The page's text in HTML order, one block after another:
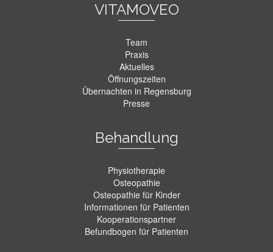
VITAMOVEO
Team
Praxis
Aktuelles
Öffnungszeiten
Übernachten in Regensburg
Presse
Behandlung
Physiotherapie
Osteopathie
Osteopathie für Kinder
Informationen für Patienten
Kooperationspartner
Befundbogen für Patienten